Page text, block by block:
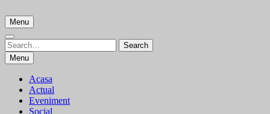
to
content
Menu
Search
for:
Search
Menu
Acasa
Actual
Eveniment
Social